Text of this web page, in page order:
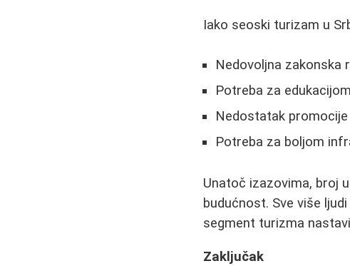
Iako seoski turizam u
Nedovoljna zakonska
Potreba za
Nedostatak promocije
Potreba za boljom
Unatoč izazovima, broj
budućnost. Sve više
segment turizma
Zaključak